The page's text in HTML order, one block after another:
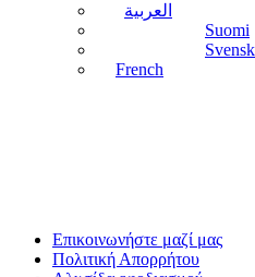
العربية
Suomi
French
Επικοινωνήστε μαζί μας
Πολιτική Απορρήτου